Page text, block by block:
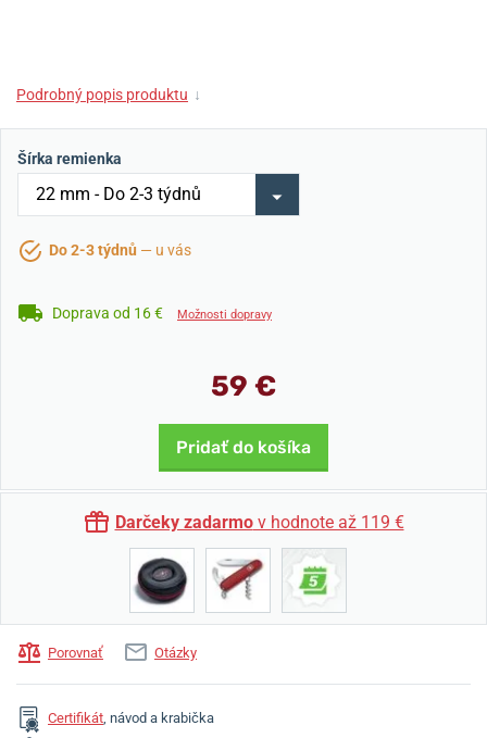
Podrobný popis produktu ↓
Šírka remienka
Do 2-3 týdnů — u vás
Doprava od 16 € Možnosti dopravy
59 €
Pridať do košíka
Darčeky zadarmov hodnote až 119 €
Porovnať Otázky
Certifikát, návod a krabička